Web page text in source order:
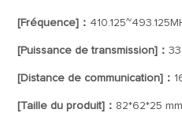
[Fréquence]：
[Puissance de transmission]：
[Distance de communication]：
[Taille du produit]： 82*62*25 mm